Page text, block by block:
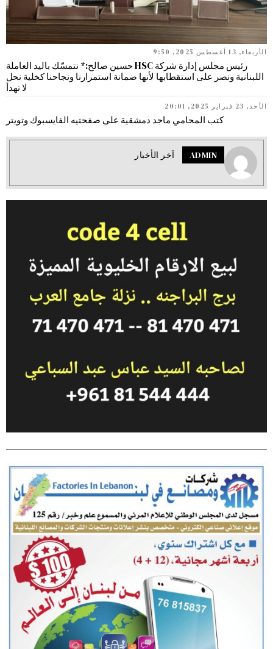
الأربعاء, 13 أغسطس 2025, 9:50
رئيس مجلس إدارة شركة HSC حسين صالح:* نتمسّك باليد العاملة
اللبنانية ونصر على استقطابها لأنها ضمانة استمرارنا ونجاحنا كخلية نحل
لا تهدأ
الأحد, 23 فبراير 2025, 20:01
كتب المحامي ماجد دمشقية على صفحتيه الفايسبوك وتويتر
ADMIN اَخر الأخبار